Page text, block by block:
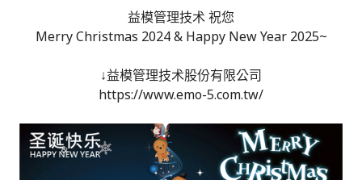
益模管理技术 祝您
Merry Christmas 2024 & Happy New Year 2025~
↓益模管理技术股份有限公司
https://www.emo-5.com.tw/